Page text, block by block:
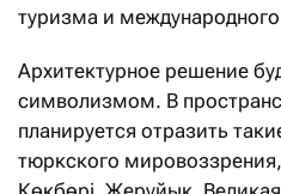
туризма и
Архитектурное решение
символизмом. В
планируется отразить
тюркского